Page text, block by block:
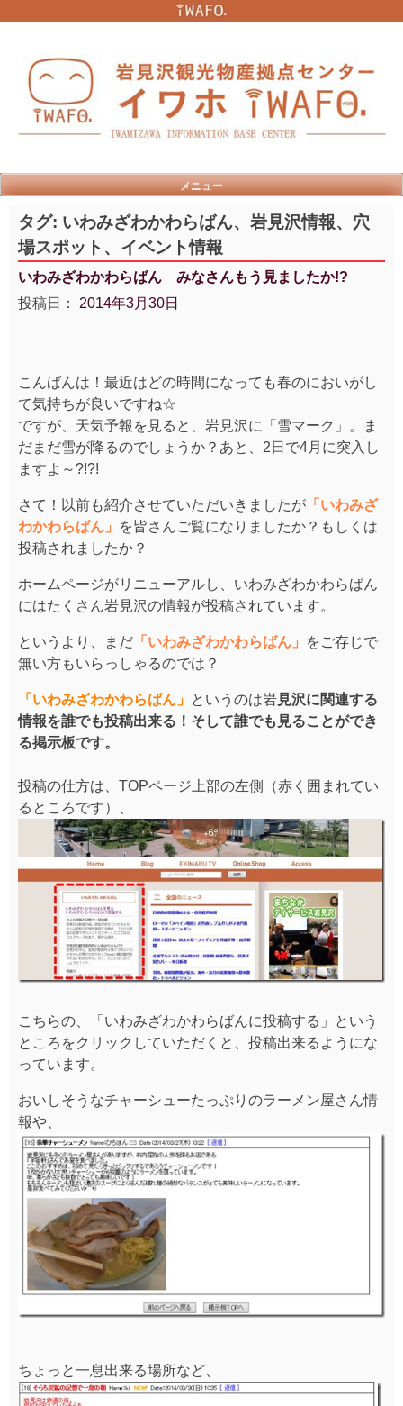
メニュー
タグ: いわみざわかわらばん、岩見沢情報、穴
場スポット、イベント情報
いわみざわかわらばん みなさんもう見ましたか!?
投稿日： 2014年3月30日
こんばんは！最近はどの時間になっても春のにおいがし
て気持ちが良いですね☆
ですが、天気予報を見ると、岩見沢に「雪マーク」。ま
だまだ雪が降るのでしょうか？あと、2日で4月に突入し
ますよ～?!?!
さて！以前も紹介させていただいきましたが 「いわみざ
わかわらばん」
を皆さんご覧になりましたか？もしくは
投稿されましたか？
ホームページがリニューアルし、いわみざわかわらばん
にはたくさん岩見沢の情報が投稿されています。
というより、まだ 「いわみざわかわらばん」
をご存じで
無い方もいらっしゃるのでは？
「いわみざわかわらばん」 というのは岩見沢に関連する
情報を誰でも投稿出来る！そして誰でも見ることができ
る掲示板です。
投稿の仕方は、TOPページ上部の左側（赤く囲まれてい
るところです）、
こちらの、「いわみざわかわらばんに投稿する」という
ところをクリックしていただくと、投稿出来るようにな
っています。
おいしそうなチャーシューたっぷりのラーメン屋さん情
報や、
ちょっと一息出来る場所など、